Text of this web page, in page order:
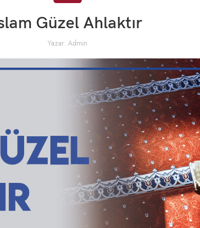
Güzel Ahlaktır
Yazar: Admin